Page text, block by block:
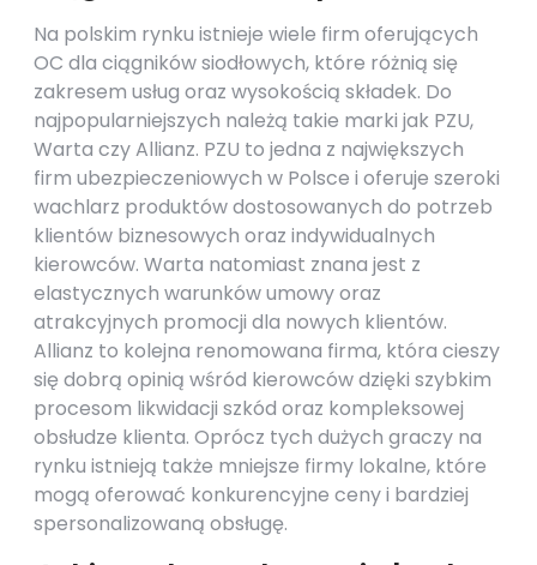
Na polskim rynku istnieje wiele firm oferujących
OC dla ciągników siodłowych, które różnią się
zakresem usług oraz wysokością składek. Do
najpopularniejszych należą takie marki jak PZU,
Warta czy Allianz. PZU to jedna z największych
firm ubezpieczeniowych w Polsce i oferuje szeroki
wachlarz produktów dostosowanych do potrzeb
klientów biznesowych oraz indywidualnych
kierowców. Warta natomiast znana jest z
elastycznych warunków umowy oraz
atrakcyjnych promocji dla nowych klientów.
Allianz to kolejna renomowana firma, która cieszy
się dobrą opinią wśród kierowców dzięki szybkim
procesom likwidacji szkód oraz kompleksowej
obsłudze klienta. Oprócz tych dużych graczy na
rynku istnieją także mniejsze firmy lokalne, które
mogą oferować konkurencyjne ceny i bardziej
spersonalizowaną obsługę.